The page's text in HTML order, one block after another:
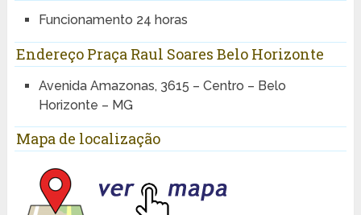
Funcionamento 24 horas
Endereço Praça Raul Soares Belo Horizonte
Avenida Amazonas, 3615 – Centro – Belo
Horizonte – MG
Mapa de localização